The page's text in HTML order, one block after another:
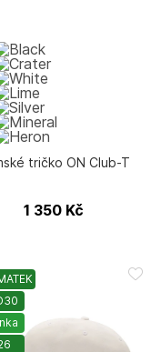
tričko ON Club-T
1 350 Kč